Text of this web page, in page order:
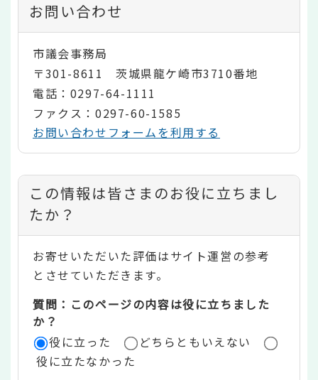
お問い合わせ
市議会事務局
〒301-8611 茨城県龍ケ崎市3710番地
電話：0297-64-1111
ファクス：0297-60-1585
お問い合わせフォームを利用する
コ
ン
テ
ン
ツ
評
価
この情報は皆さまのお役に立ちまし
たか？
お寄せいただいた評価はサイト運営の参考
とさせていただきます。
質問：このページの内容は役に立ちました
か？
役に立った
どちらともいえない
役に立たなかった